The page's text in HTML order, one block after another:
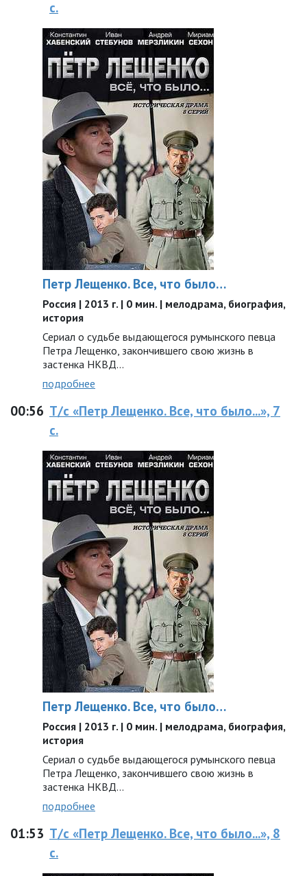
с.
Петр Лещенко. Все, что было…
Россия | 2013 г. | 0 мин. | мелодрама, биография,
история
Сериал о судьбе выдающегося румынского певца
Петра Лещенко, закончившего свою жизнь в
застенка НКВД...
подробнее
00:56 Т/с «Петр Лещенко. Все, что было...», 7
с.
Петр Лещенко. Все, что было…
Россия | 2013 г. | 0 мин. | мелодрама, биография,
история
Сериал о судьбе выдающегося румынского певца
Петра Лещенко, закончившего свою жизнь в
застенка НКВД...
подробнее
01:53 Т/с «Петр Лещенко. Все, что было...», 8
с.